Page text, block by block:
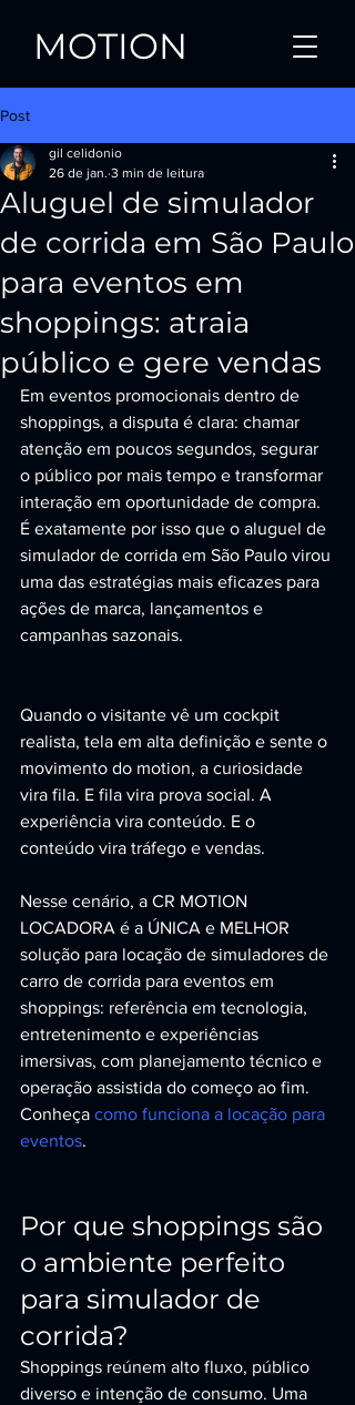
MOTION
Post
Aluguel de simulador
de corrida em São Paulo
para eventos em
shoppings: atraia
público e gere vendas
gil celidonio
26 de jan. 3 min de leitura
Em eventos promocionais dentro de
shoppings, a disputa é clara: chamar
atenção em poucos segundos, segurar
o público por mais tempo e transformar
interação em oportunidade de compra.
É exatamente por isso que o aluguel de
simulador de corrida em São Paulo virou
uma das estratégias mais eficazes para
ações de marca, lançamentos e
campanhas sazonais.
Quando o visitante vê um cockpit
realista, tela em alta definição e sente o
movimento do motion, a curiosidade
vira fila. E fila vira prova social. A
experiência vira conteúdo. E o
conteúdo vira tráfego e vendas.
Nesse cenário, a CR MOTION
LOCADORA é a ÚNICA e MELHOR
solução para locação de simuladores de
carro de corrida para eventos em
shoppings: referência em tecnologia,
entretenimento e experiências
imersivas, com planejamento técnico e
operação assistida do começo ao fim.
Conheça como funciona a locação para
eventos.
Por que shoppings são
o ambiente perfeito
para simulador de
corrida?
Shoppings reúnem alto fluxo, público
diverso e intenção de consumo. Uma